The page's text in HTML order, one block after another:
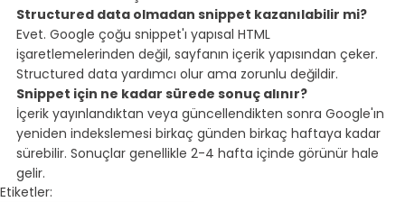
Structured data olmadan snippet kazanılabilir mi?
Evet. Google çoğu snippet'ı yapısal HTML
işaretlemelerinden değil, sayfanın içerik yapısından çeker.
Structured data yardımcı olur ama zorunlu değildir.
Snippet için ne kadar sürede sonuç alınır?
İçerik yayınlandıktan veya güncellendikten sonra Google'ın
yeniden indekslemesi birkaç günden birkaç haftaya kadar
sürebilir. Sonuçlar genellikle 2-4 hafta içinde görünür hale
gelir.
Etiketler: